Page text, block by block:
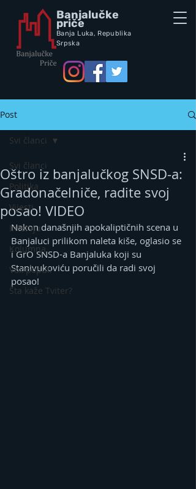
Banjalučke
priče
Banja Luka, Republika
Srpska
Post
Svi članci
Politika
Vijesti
Intervju
Kolumna
Vox populi
Šta kaže Tviter?
Svi članci
Oštro iz banjalučkog SNSD-a:
Gradonačelniče, radite svoj
posao! VIDEO
Nakon današnjih apokaliptičnih scena u
Banjaluci prilikom naleta kiše, oglasio se
i GrO SNSD-a Banjaluka koji su
Stanivukoviću poručili da radi svoj
posao!